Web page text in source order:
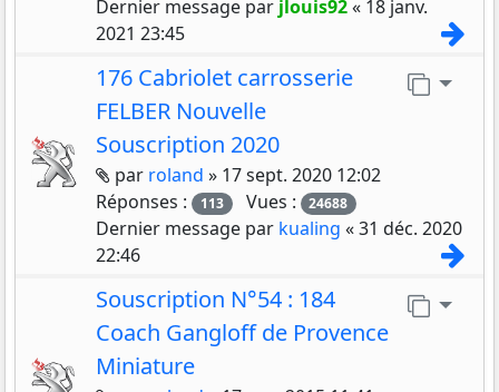
Dernier message par jlouis92« 18 janv.
2021 23:45
Aller
176 Cabriolet carrosserie
FELBER Nouvelle
Souscription 2020
Pièces jointes
par roland » 17 sept. 2020 12:02
Réponses :
113 Vues : 24688
Dernier message par kualing «31 déc. 2020
22:46
Aller
Souscription N°54 : 184
Coach Gangloff de Provence
Miniature